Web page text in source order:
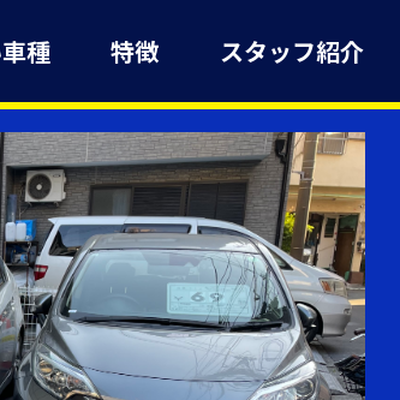
種 特徴 スタッフ紹介